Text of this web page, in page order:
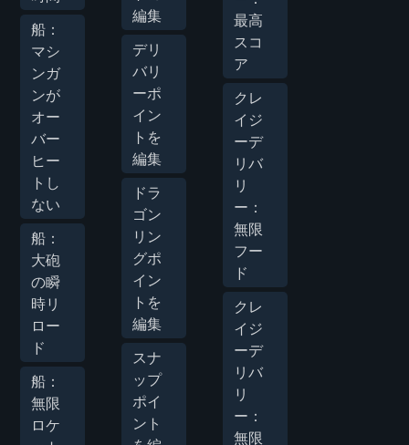
船：
マシ
ンガ
ンが
オー
バー
ヒー
トし
ない
船：
大砲
の瞬
時リ
ロー
ド
船：
無限
ロケ
編集
デリ
バリ
ーポ
イン
トを
編集
ドラ
ゴン
リン
グポ
イン
トを
編集
スナ
ップ
ポイ
ント
最高
スコ
ア
クレ
イジ
ーデ
リバ
リ
ー：
無限
フー
ド
クレ
イジ
ーデ
リバ
リ
ー：
無限